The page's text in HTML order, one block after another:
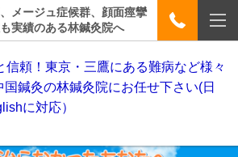
メージュ症候群、顔面痙攣
実績のある林鍼灸院へ
信頼！東京・三鷹にある難病など様々
鍼灸の林鍼灸院にお任せ下さい(日
に対応）